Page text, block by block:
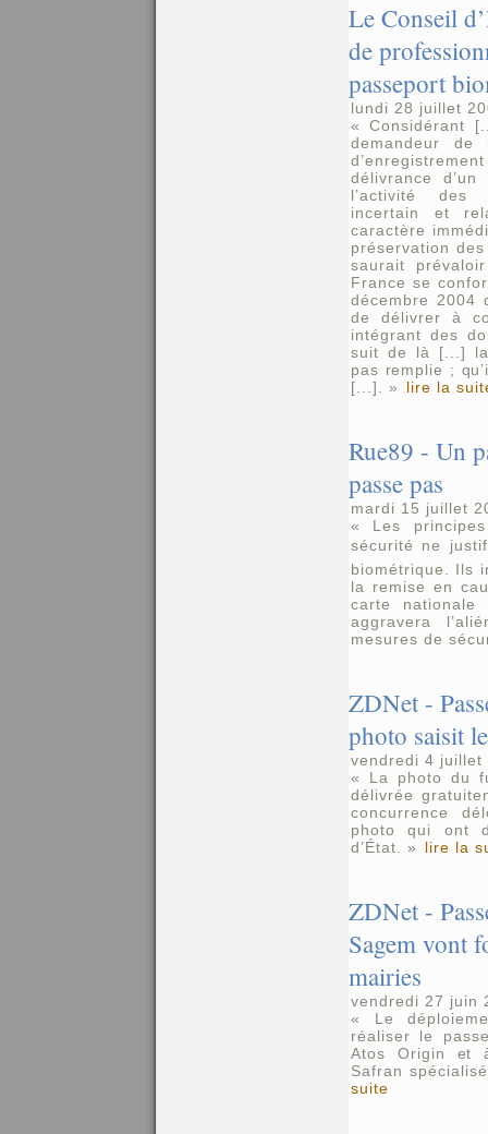
Le Conseil
de
passeport
lundi 28 juillet
« Considérant
demandeur de
délivrance
l’activité des
incertain et
caractère
préservation
saurait
France se
décembre 2004
de délivrer à
intégrant des
suit de là [...] la
pas remplie ;
[...]. »
lire la
Rue89 - Un
passe pas
mardi 15 juillet
« Les
sécurité ne
biométrique. Ils
la remise en
carte nationale
aggravera
mesures de
ZDNet -
photo saisit
vendredi 4
« La photo du
délivrée
concurrence
photo qui ont
d’État. »
lire la
ZDNet -
Sagem vont
mairies
vendredi 27 juin
« Le
réaliser le
Atos Origin et
Safran
suite